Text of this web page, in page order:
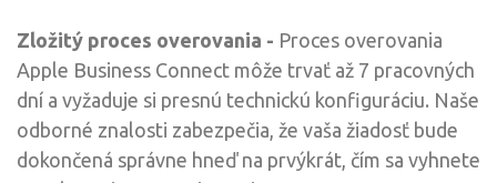
Zložitý proces overovania - Proces overovania
Apple Business Connect môže trvať až 7 pracovných
dní a vyžaduje si presnú technickú konfiguráciu. Naše
odborné znalosti zabezpečia, že vaša žiadosť bude
dokončená správne hneď na prvýkrát, čím sa vyhnete